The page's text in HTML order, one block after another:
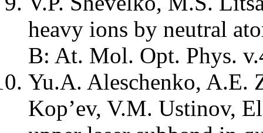
heavy ions by neutral
B: At. Mol. Opt. Phys.
Yu.A. Aleschenko, A.E.
Kop’ev, V.M. Ustinov,